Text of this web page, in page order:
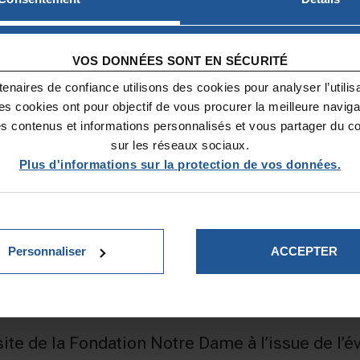
VOS DONNÉES SONT EN SÉCURITÉ
de confiance utilisons des cookies pour analyser
cookies ont pour objectif de vous procurer la meilleure
contenus et informations personnalisés et vous partager du
sur les réseaux sociaux.
Plus d'informations sur la protection de vos données.
Personnaliser ACCEPTER
la Fondation Notre Dame, intervient de
la musique.
Depuis le mois de mars, en raison des
interventions mensuelles qu’il menait
ou dans l’amphithéâtre sont suspendues.
Une représentation musicale
minutes est donc prévue. Un duo
conte et interprète sur sept morceaux
, le canal
leur chambre. Le moyen le plus sûr de
de la Fondation Notre Dame à l’issue de